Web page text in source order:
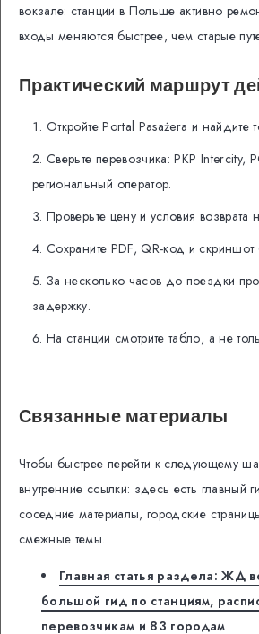
вокзале: станции в Польше активно
входы меняются быстрее, чем старые
Практический маршрут
Откройте Portal Pasażera и найдите
Сверьте перевозчика: PKP Intercity,
региональный оператор.
Проверьте цену и условия возврата
Сохраните PDF, QR-код и скриншот
За несколько часов до поездки
задержку.
На станции смотрите табло, а не
Связанные материалы
Чтобы быстрее перейти к следующему
внутренние ссылки: здесь есть главный
соседние материалы, городские
смежные темы.
Главная статья раздела: ЖД
большой гид по станциям,
перевозчикам и 83 городам